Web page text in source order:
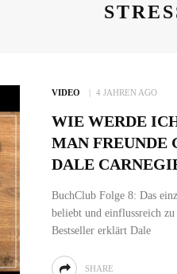
VIDEO 4 JAHREN AGO
WIE WERDE
MAN FREUNDE
DALE
BuchClub Folge 8: Das
beliebt und einflussreich
Bestseller erklärt Dale
SHARE